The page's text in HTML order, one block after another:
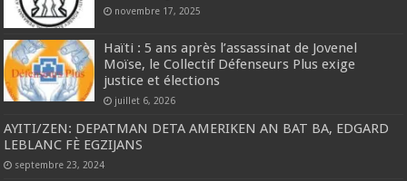
novembre 17, 2025
Haïti : 5 ans après l’assassinat de Jovenel
Moïse, le Collectif Défenseurs Plus exige
justice et élections
juillet 6, 2026
AYITI/ZEN: DEPATMAN DETA AMERIKEN AN BAT BA, EDGARD
LEBLANC FÈ EGZIJANS
septembre 23, 2024